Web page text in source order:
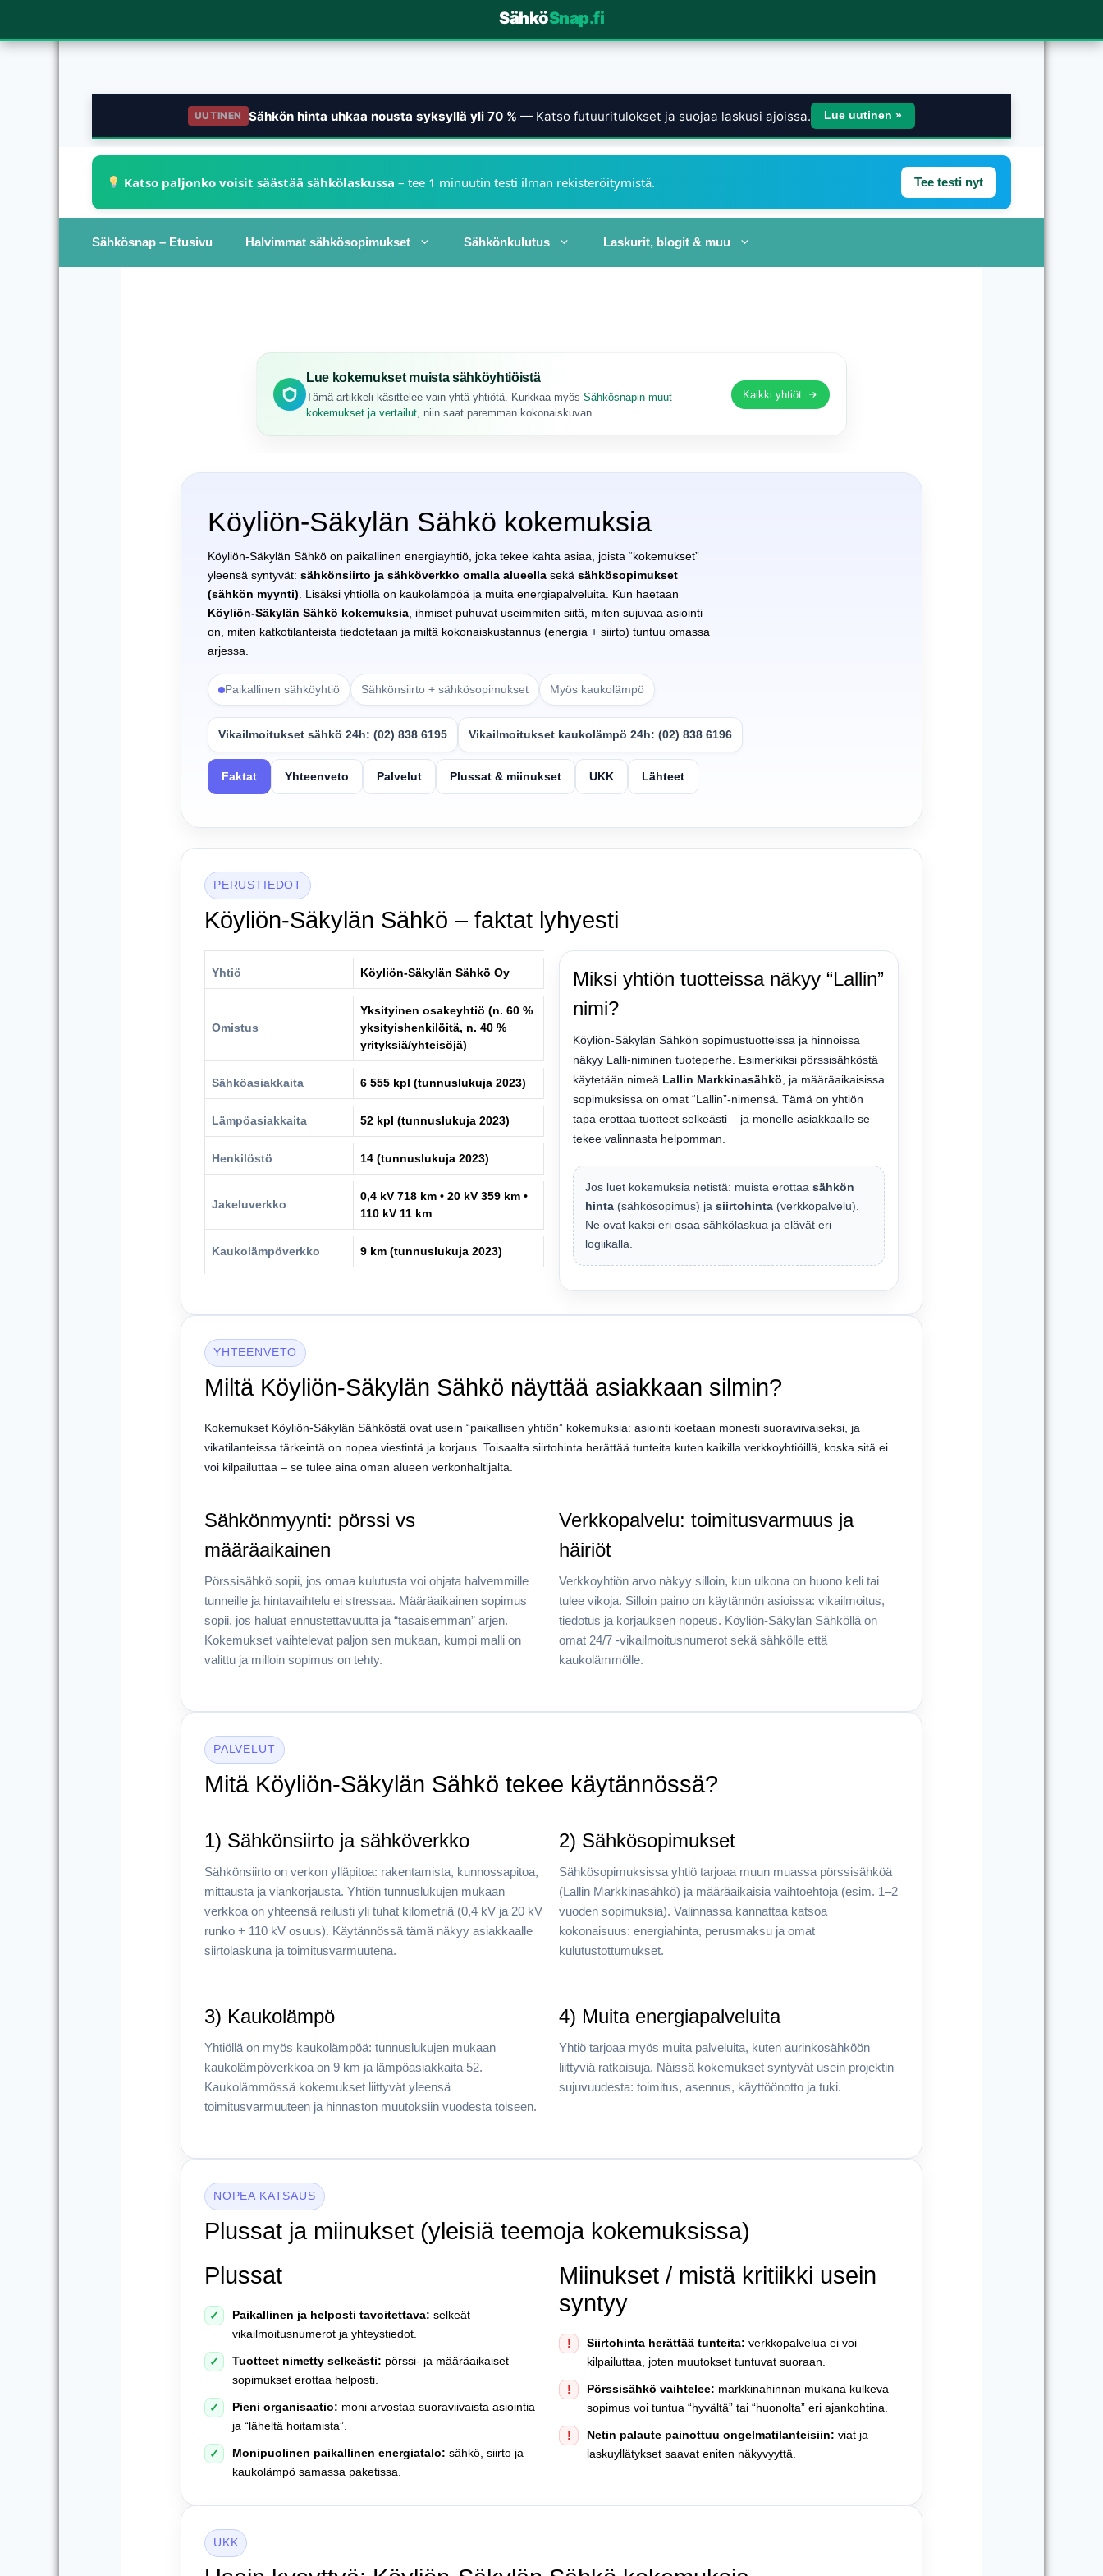
SähköSnap.fi
UUTINEN Sähkön hinta uhkaa nousta syksyllä yli 70 % — Katso futuuritulokset ja suojaa laskusi ajoissa. Lue uutinen »
Katso paljonko voisit säästää sähkölaskussa – tee 1 minuutin testi ilman rekisteröitymistä. Tee testi nyt
Sähkösnap – Etusivu Halvimmat sähkösopimukset Sähkönkulutus Laskurit, blogit & muu
Lue kokemukset muista sähköyhtiöistä
Tämä artikkeli käsittelee vain yhtä yhtiötä. Kurkkaa myös Sähkösnapin muut
kokemukset ja vertailut, niin saat paremman kokonaiskuvan.
Kaikki yhtiöt
Köyliön-Säkylän Sähkö kokemuksia
Köyliön-Säkylän Sähkö on paikallinen energiayhtiö, joka tekee kahta asiaa, joista “kokemukset”
yleensä syntyvät: sähkönsiirto ja sähköverkko omalla alueella sekä sähkösopimukset
(sähkön myynti) . Lisäksi yhtiöllä on kaukolämpöä ja muita energiapalveluita. Kun haetaan
Köyliön-Säkylän Sähkö kokemuksia , ihmiset puhuvat useimmiten siitä, miten sujuvaa asiointi
on, miten katkotilanteista tiedotetaan ja miltä kokonaiskustannus (energia + siirto) tuntuu omassa
arjessa.
Paikallinen sähköyhtiö Sähkönsiirto + sähkösopimukset Myös kaukolämpö
Vikailmoitukset sähkö 24h: (02) 838 6195 Vikailmoitukset kaukolämpö 24h: (02) 838 6196
Faktat Yhteenveto Palvelut Plussat & miinukset UKK Lähteet
PERUSTIEDOT
Köyliön-Säkylän Sähkö – faktat lyhyesti
Yhtiö Köyliön-Säkylän Sähkö Oy
Omistus
Yksityinen osakeyhtiö (n. 60 %
yksityishenkilöitä, n. 40 %
yrityksiä/yhteisöjä)
Sähköasiakkaita 6 555 kpl (tunnuslukuja 2023)
Lämpöasiakkaita 52 kpl (tunnuslukuja 2023)
Henkilöstö 14 (tunnuslukuja 2023)
Jakeluverkko
0,4 kV 718 km • 20 kV 359 km •
110 kV 11 km
Kaukolämpöverkko 9 km (tunnuslukuja 2023)
Miksi yhtiön tuotteissa näkyy “Lallin”
nimi?
Köyliön-Säkylän Sähkön sopimustuotteissa ja hinnoissa
näkyy Lalli-niminen tuoteperhe. Esimerkiksi pörssisähköstä
käytetään nimeä Lallin Markkinasähkö , ja määräaikaisissa
sopimuksissa on omat “Lallin”-nimensä. Tämä on yhtiön
tapa erottaa tuotteet selkeästi – ja monelle asiakkaalle se
tekee valinnasta helpomman.
Jos luet kokemuksia netistä: muista erottaa sähkön
hinta (sähkösopimus) ja siirtohinta (verkkopalvelu).
Ne ovat kaksi eri osaa sähkölaskua ja elävät eri
logiikalla.
YHTEENVETO
Miltä Köyliön-Säkylän Sähkö näyttää asiakkaan silmin?
Kokemukset Köyliön-Säkylän Sähköstä ovat usein “paikallisen yhtiön” kokemuksia: asiointi koetaan monesti suoraviivaiseksi, ja
vikatilanteissa tärkeintä on nopea viestintä ja korjaus. Toisaalta siirtohinta herättää tunteita kuten kaikilla verkkoyhtiöillä, koska sitä ei
voi kilpailuttaa – se tulee aina oman alueen verkonhaltijalta.
Sähkönmyynti: pörssi vs
määräaikainen
Pörssisähkö sopii, jos omaa kulutusta voi ohjata halvemmille
tunneille ja hintavaihtelu ei stressaa. Määräaikainen sopimus
sopii, jos haluat ennustettavuutta ja “tasaisemman” arjen.
Kokemukset vaihtelevat paljon sen mukaan, kumpi malli on
valittu ja milloin sopimus on tehty.
Verkkopalvelu: toimitusvarmuus ja
häiriöt
Verkkoyhtiön arvo näkyy silloin, kun ulkona on huono keli tai
tulee vikoja. Silloin paino on käytännön asioissa: vikailmoitus,
tiedotus ja korjauksen nopeus. Köyliön-Säkylän Sähköllä on
omat 24/7 -vikailmoitusnumerot sekä sähkölle että
kaukolämmölle.
PALVELUT
Mitä Köyliön-Säkylän Sähkö tekee käytännössä?
1) Sähkönsiirto ja sähköverkko
Sähkönsiirto on verkon ylläpitoa: rakentamista, kunnossapitoa,
mittausta ja viankorjausta. Yhtiön tunnuslukujen mukaan
verkkoa on yhteensä reilusti yli tuhat kilometriä (0,4 kV ja 20 kV
runko + 110 kV osuus). Käytännössä tämä näkyy asiakkaalle
siirtolaskuna ja toimitusvarmuutena.
2) Sähkösopimukset
Sähkösopimuksissa yhtiö tarjoaa muun muassa pörssisähköä
(Lallin Markkinasähkö) ja määräaikaisia vaihtoehtoja (esim. 1–2
vuoden sopimuksia). Valinnassa kannattaa katsoa
kokonaisuus: energiahinta, perusmaksu ja omat
kulutustottumukset.
3) Kaukolämpö
Yhtiöllä on myös kaukolämpöä: tunnuslukujen mukaan
kaukolämpöverkkoa on 9 km ja lämpöasiakkaita 52.
Kaukolämmössä kokemukset liittyvät yleensä
toimitusvarmuuteen ja hinnaston muutoksiin vuodesta toiseen.
4) Muita energiapalveluita
Yhtiö tarjoaa myös muita palveluita, kuten aurinkosähköön
liittyviä ratkaisuja. Näissä kokemukset syntyvät usein projektin
sujuvuudesta: toimitus, asennus, käyttöönotto ja tuki.
NOPEA KATSAUS
Plussat ja miinukset (yleisiä teemoja kokemuksissa)
Plussat
✓ Paikallinen ja helposti tavoitettava: selkeät
vikailmoitusnumerot ja yhteystiedot.
✓ Tuotteet nimetty selkeästi: pörssi- ja määräaikaiset
sopimukset erottaa helposti.
✓ Pieni organisaatio: moni arvostaa suoraviivaista asiointia
ja “läheltä hoitamista”.
✓ Monipuolinen paikallinen energiatalo: sähkö, siirto ja
kaukolämpö samassa paketissa.
Miinukset / mistä kritiikki usein
syntyy
! Siirtohinta herättää tunteita: verkkopalvelua ei voi
kilpailuttaa, joten muutokset tuntuvat suoraan.
! Pörssisähkö vaihtelee: markkinahinnan mukana kulkeva
sopimus voi tuntua “hyvältä” tai “huonolta” eri ajankohtina.
! Netin palaute painottuu ongelmatilanteisiin: viat ja
laskuyllätykset saavat eniten näkyvyyttä.
UKK